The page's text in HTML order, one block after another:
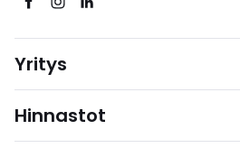
Yritys
Hinnastot